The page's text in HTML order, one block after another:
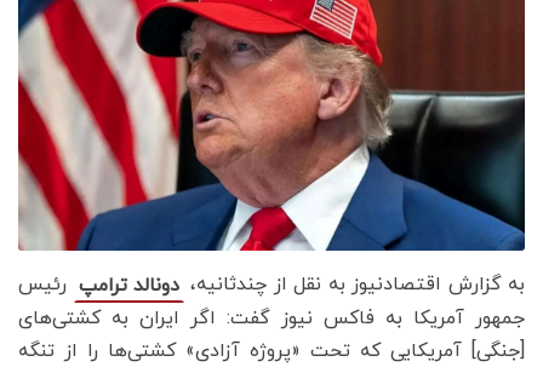
به گزارش اقتصادنیوز به نقل از چندثانیه، دونالد ترامپ رئیس
جمهور آمریکا به فاکس نیوز گفت: اگر ایران به کشتی‌های
[جنگی] آمریکایی که تحت «پروژه آزادی» کشتی‌ها را از تنگه